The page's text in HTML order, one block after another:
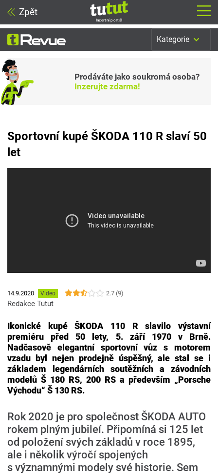
Zpět
Inzertní portál
Kategorie
Prodáváte jako soukromá osoba?
Inzerujte zdarma!
Sportovní kupé ŠKODA 110 R slaví 50
let
14.9.2020 Video 2.7 (9)
Redakce Tutut
Ikonické kupé ŠKODA 110 R slavilo výstavní
premiéru před 50 lety, 5. září 1970 v Brně.
Nadčasově elegantní sportovní vůz s motorem
vzadu byl nejen prodejně úspěšný, ale stal se i
základem legendárních soutěžních a závodních
modelů Š 180 RS, 200 RS a především „Porsche
Východu“ Š 130 RS.
Rok 2020 je pro společnost ŠKODA AUTO
rokem plným jubileí. Připomíná si 125 let
od položení svých základů v roce 1895,
ale i několik výročí spojených
s významnými modely své historie. Sem